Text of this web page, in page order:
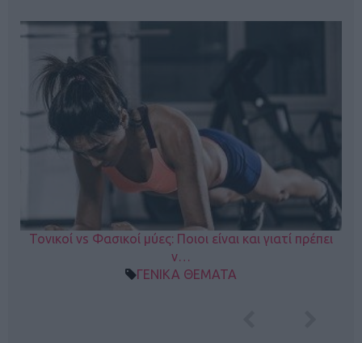
Τονικοί vs Φασικοί μύες: Ποιοι είναι και γιατί πρέπει
ν…
ΓΕΝΙΚΑ ΘΕΜΑΤΑ